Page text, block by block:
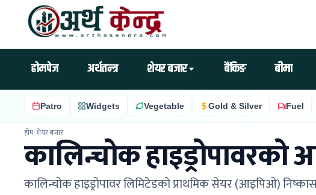
होमपेज अर्थतन्त्र शेयर बजार बैंकिङ बीमा
Patro Widgets Vegetable Gold & Silver Fuel
होम/शेयर बजार
कालिन्चोक
कालिन्चोक हाइड्रोपावर लिमिटेडको प्राथमिक सेयर (आइपिओ)